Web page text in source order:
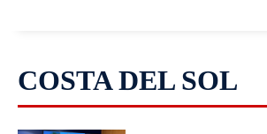
COSTA DEL SOL